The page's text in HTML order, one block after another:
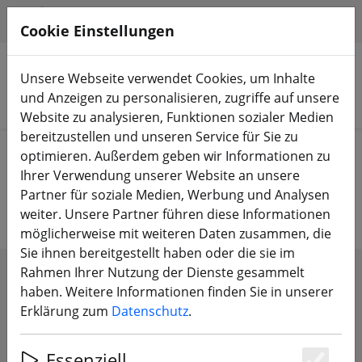
Produkte suchen
Start Propeller 7 Zoll Propeller (Long Range)
7 Zoll (Long Range) Propeller
FILTER ANZEIGEN
Cookie Einstellungen
Unsere Webseite verwendet Cookies, um Inhalte
und Anzeigen zu personalisieren, zugriffe auf unsere
Website zu analysieren, Funktionen sozialer Medien
bereitzustellen und unseren Service für Sie zu
optimieren. Außerdem geben wir Informationen zu
Ihrer Verwendung unserer Website an unsere
Partner für soziale Medien, Werbung und Analysen
weiter. Unsere Partner führen diese Informationen
möglicherweise mit weiteren Daten zusammen, die
Sie ihnen bereitgestellt haben oder die sie im
Rahmen Ihrer Nutzung der Dienste gesammelt
haben. Weitere Informationen finden Sie in unserer
Erklärung zum Datenschutz.